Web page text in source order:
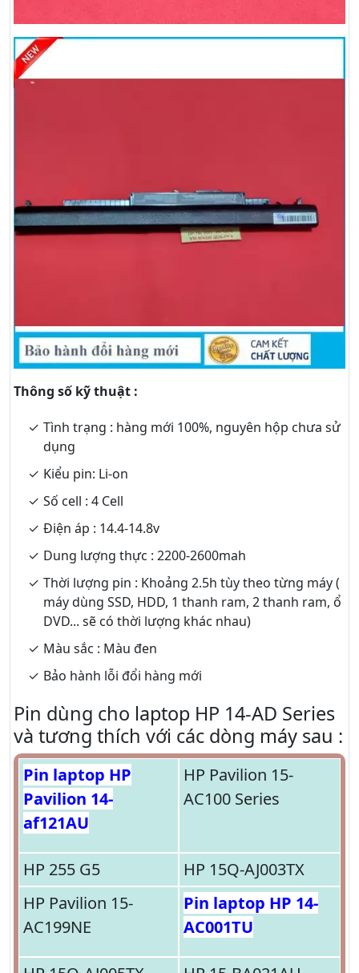
Thông số kỹ thuật :
Tình trạng : hàng mới 100%, nguyên hộp chưa sử
dụng
Kiểu pin: Li-on
Số cell : 4 Cell
Điện áp : 14.4-14.8v
Dung lượng thực : 2200-2600mah
Thời lượng pin : Khoảng 2.5h tùy theo từng máy (
máy dùng SSD, HDD, 1 thanh ram, 2 thanh ram, ổ
DVD... sẽ có thời lượng khác nhau)
Màu sắc : Màu đen
Bảo hành lỗi đổi hàng mới
Pin dùng cho laptop HP 14-AD Series
và tương thích với các dòng máy sau :
Pin laptop HP
Pavilion 14-
af121AU
HP Pavilion 15-
AC100 Series
HP 255 G5
HP 15Q-AJ003TX
HP Pavilion 15-
AC199NE
Pin laptop HP 14-
AC001TU